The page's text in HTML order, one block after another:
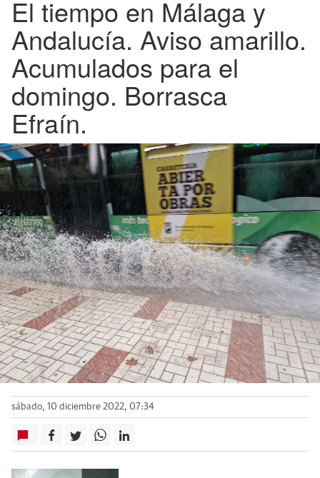
El tiempo en Málaga y
Andalucía. Aviso amarillo.
Acumulados para el
domingo. Borrasca
Efraín.
sábado, 10 diciembre 2022, 07:34